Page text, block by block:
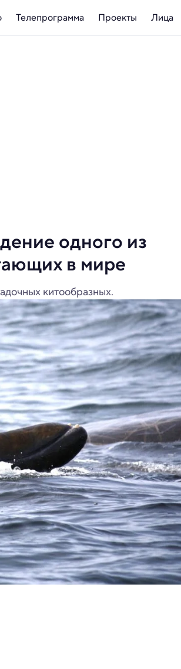
Телепрограмма Проекты Лица
одного из
в мире
китообразных.